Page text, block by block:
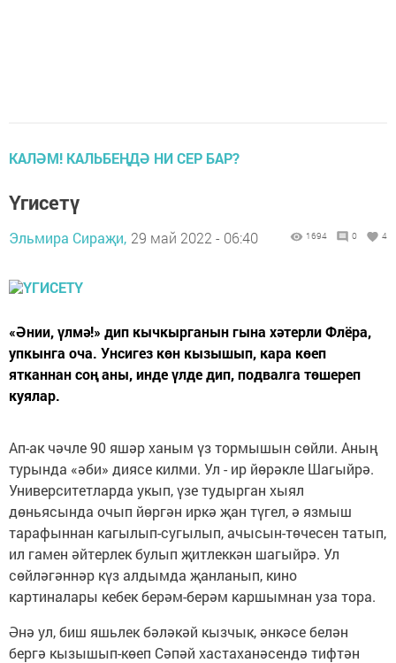
КАЛӘМ! КАЛЬБЕҢДӘ НИ СЕР БАР?
Үгисетү
Эльмира Сираҗи, 29 май 2022 - 06:40 1694 0 4
«Әнии, үлмә!» дип кычкырганын гына хәтерли Флёра,
упкынга оча. Унсигез көн кызышып, кара көеп
ятканнан соң аны, инде үлде дип, подвалга төшереп
куялар.
Ап-ак чәчле 90 яшәр ханым үз тормышын сөйли. Аның
турында «әби» диясе килми. Ул - ир йөрәкле Шагыйрә.
Университетларда укып, үзе тудырган хыял
дөньясында очып йөргән иркә җан түгел, ә язмыш
тарафыннан кагылып-сугылып, ачысын-төчесен татып,
ил гамен әйтерлек булып җитлеккән шагыйрә. Ул
сөйләгәннәр күз алдымда җанланып, кино
картиналары кебек берәм-берәм каршымнан уза тора.
Әнә ул, биш яшьлек бәләкәй кызчык, әнкәсе белән
бергә кызышып-көеп Сәпәй хастаханәсендә тифтән